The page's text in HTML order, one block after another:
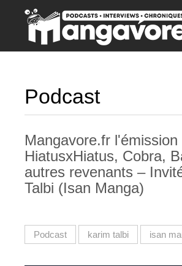
Podcast
Mangavore.fr
HiatusxHiatus, Cobra,
autres revenants –
Talbi (Isan Manga)
Podcast karim talbi isan